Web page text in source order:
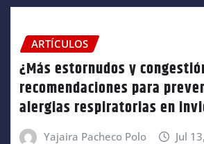
ARTÍCULOS
¿Más estornudos y
recomendaciones para
alergias respiratorias en
Yajaira Pacheco Polo Jul